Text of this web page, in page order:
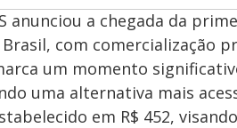
anunciou a chegada da
com comercialização
um momento
uma alternativa mais
em R$ 452,